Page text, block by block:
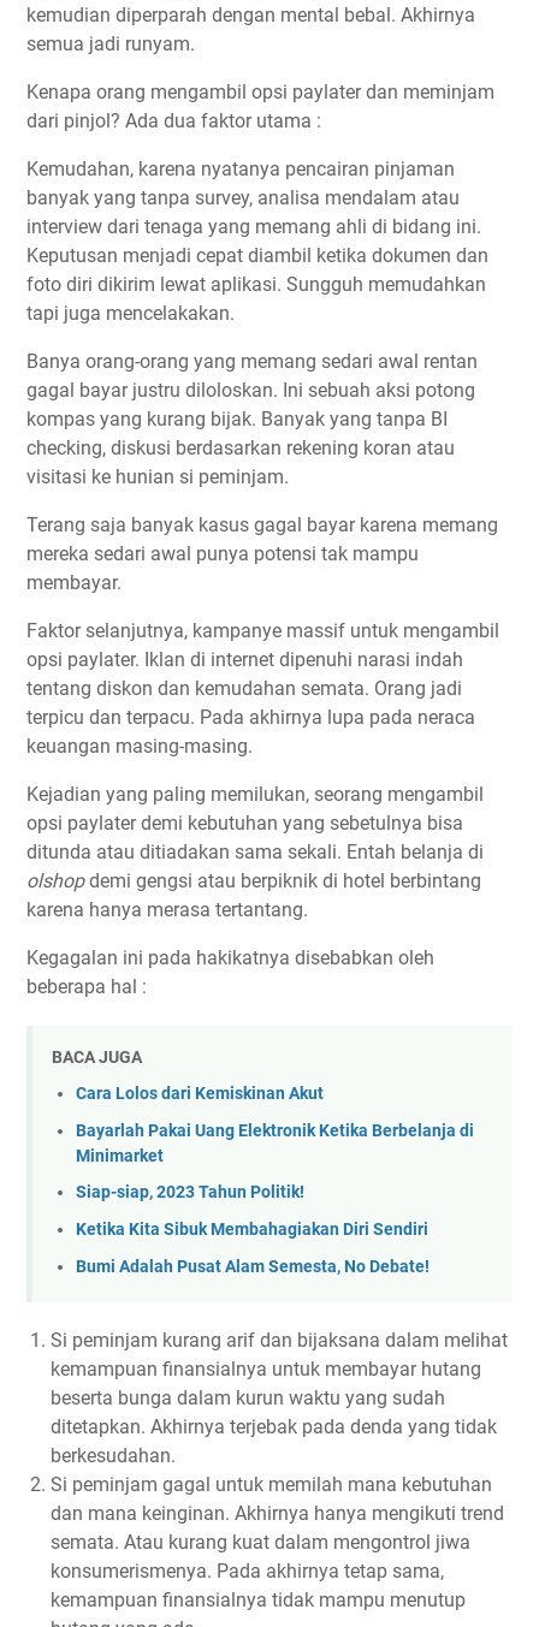
kemudian diperparah dengan mental bebal. Akhirnya
semua jadi runyam.
Kenapa orang mengambil opsi paylater dan meminjam
dari pinjol? Ada dua faktor utama :
Kemudahan, karena nyatanya pencairan pinjaman
banyak yang tanpa survey, analisa mendalam atau
interview dari tenaga yang memang ahli di bidang ini.
Keputusan menjadi cepat diambil ketika dokumen dan
foto diri dikirim lewat aplikasi. Sungguh memudahkan
tapi juga mencelakakan.
Banya orang-orang yang memang sedari awal rentan
gagal bayar justru diloloskan. Ini sebuah aksi potong
kompas yang kurang bijak. Banyak yang tanpa BI
checking, diskusi berdasarkan rekening koran atau
visitasi ke hunian si peminjam.
Terang saja banyak kasus gagal bayar karena memang
mereka sedari awal punya potensi tak mampu
membayar.
Faktor selanjutnya, kampanye massif untuk mengambil
opsi paylater. Iklan di internet dipenuhi narasi indah
tentang diskon dan kemudahan semata. Orang jadi
terpicu dan terpacu. Pada akhirnya lupa pada neraca
keuangan masing-masing.
Kejadian yang paling memilukan, seorang mengambil
opsi paylater demi kebutuhan yang sebetulnya bisa
ditunda atau ditiadakan sama sekali. Entah belanja di
olshopdemi gengsi atau berpiknik di hotel berbintang
karena hanya merasa tertantang.
Kegagalan ini pada hakikatnya disebabkan oleh
beberapa hal :
BACA JUGA
Cara Lolos dari Kemiskinan Akut
Bayarlah Pakai Uang Elektronik Ketika Berbelanja di
Minimarket
Siap-siap, 2023 Tahun Politik!
Ketika Kita Sibuk Membahagiakan Diri Sendiri
Bumi Adalah Pusat Alam Semesta, No Debate!
Si peminjam kurang arif dan bijaksana dalam melihat
kemampuan finansialnya untuk membayar hutang
beserta bunga dalam kurun waktu yang sudah
ditetapkan. Akhirnya terjebak pada denda yang tidak
berkesudahan.
Si peminjam gagal untuk memilah mana kebutuhan
dan mana keinginan. Akhirnya hanya mengikuti trend
semata. Atau kurang kuat dalam mengontrol jiwa
konsumerismenya. Pada akhirnya tetap sama,
kemampuan finansialnya tidak mampu menutup